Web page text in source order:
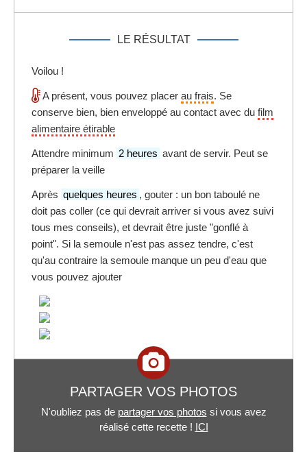
LE RÉSULTAT
Voilou !
A présent, vous pouvez placer au frais. Se
conserve bien, bien enveloppé au contact avec du film
alimentaire étirable
Attendre minimum 2 heures avant de servir. Peut se
préparer la veille
Après quelques heures , gouter : un bon taboulé ne
doit pas coller (ce qui devrait arriver si vous avez suivi
tous mes conseils), et devrait être juste "gonflé à
point". Si la semoule n'est pas assez tendre, c'est
qu'au contraire la semoule manque un peu d'eau que
vous pouvez ajouter
PARTAGER VOS PHOTOS
N'oubliez pas de partager vos photos si vous avez
réalisé cette recette ! ICI